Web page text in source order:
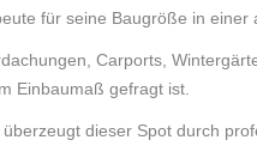
für seine Baugröße in
Carports,
Einbaumaß gefragt ist.
dieser Spot durch